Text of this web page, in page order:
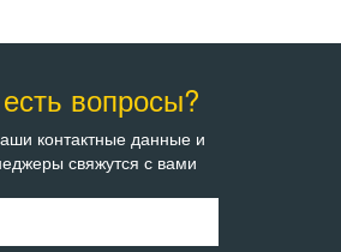
вопросы?
контактные данные и
свяжутся с вами